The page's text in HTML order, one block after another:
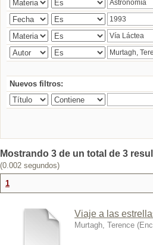
Nuevos filtros:
Mostrando 3 de un total de 3
(0.002 segundos)
1
Viaje a las
Murtagh, Terence (